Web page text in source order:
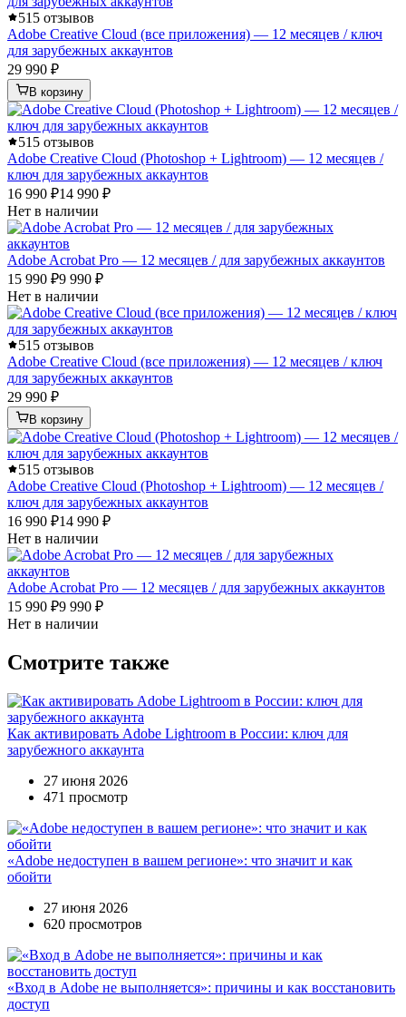
515 отзывов
Adobe Creative Cloud (все приложения) — 12 месяцев / ключ
для зарубежных аккаунтов
29 990 ₽
В корзину
515 отзывов
Adobe Creative Cloud (Photoshop + Lightroom) — 12 месяцев /
ключ для зарубежных аккаунтов
16 990 ₽14 990 ₽
Нет в наличии
Adobe Acrobat Pro — 12 месяцев / для зарубежных аккаунтов
15 990 ₽9 990 ₽
Нет в наличии
515 отзывов
Adobe Creative Cloud (все приложения) — 12 месяцев / ключ
для зарубежных аккаунтов
29 990 ₽
В корзину
515 отзывов
Adobe Creative Cloud (Photoshop + Lightroom) — 12 месяцев /
ключ для зарубежных аккаунтов
16 990 ₽14 990 ₽
Нет в наличии
Adobe Acrobat Pro — 12 месяцев / для зарубежных аккаунтов
15 990 ₽9 990 ₽
Нет в наличии
Смотрите также
Как активировать Adobe Lightroom в России: ключ для
зарубежного аккаунта
27 июня 2026
471 просмотр
«Adobe недоступен в вашем регионе»: что значит и как
обойти
27 июня 2026
620 просмотров
«Вход в Adobe не выполняется»: причины и как восстановить
доступ